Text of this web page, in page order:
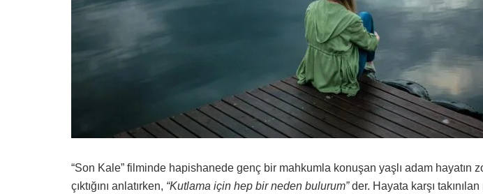
“Son Kale” filminde hapishanede genç bir mahkumla konuşan yaşlı adam hayatın
çıktığını anlatırken, “Kutlama için hep bir neden bulurum”der. Hayata karşı